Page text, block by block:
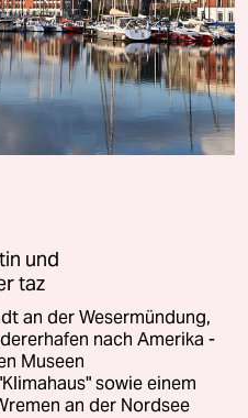
und
taz
an der Wesermündung,
nach Amerika -
Museen
sowie einem
an der Nordsee